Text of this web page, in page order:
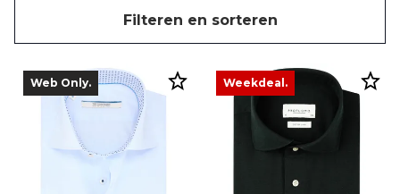
Filteren en sorteren
Web Only. Weekdeal.